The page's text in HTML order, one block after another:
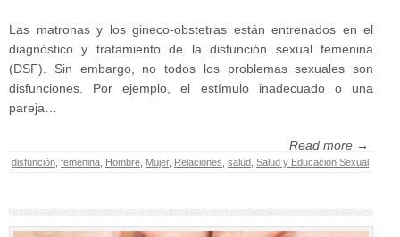
Las matronas y los gineco-obstetras están entrenados en el
diagnóstico y tratamiento de la disfunción sexual femenina
(DSF). Sin embargo, no todos los problemas sexuales son
disfunciones. Por ejemplo, el estímulo inadecuado o una
pareja…
Read more →
disfunción femenina Hombre Mujer, Relaciones salud Salud y Educación Sexual